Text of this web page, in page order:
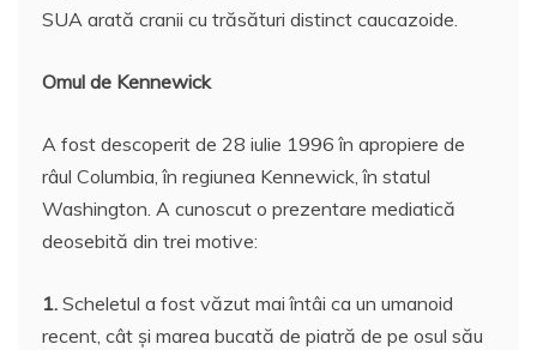
SUA arată cranii cu trăsături distinct caucazoide.
Omul de Kennewick
A fost descoperit de 28 iulie 1996 în apropiere de
râul Columbia, în regiunea Kennewick, în statul
Washington. A cunoscut o prezentare mediatică
deosebită din trei motive:
1. Scheletul a fost văzut mai întâi ca un umanoid
recent, cât şi marea bucată de piatră de pe osul său